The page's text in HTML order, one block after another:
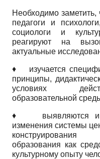
Необходимо
педагоги и
социологи и
реагируют на
актуальные
♦ изучается
принципы,
условиях
образовательной
♦ выявляются
изменения системы
конструирования
образования как
культурному опыту